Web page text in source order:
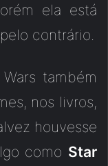
ela está
contrário.
também
nos livros,
houvesse
como Star